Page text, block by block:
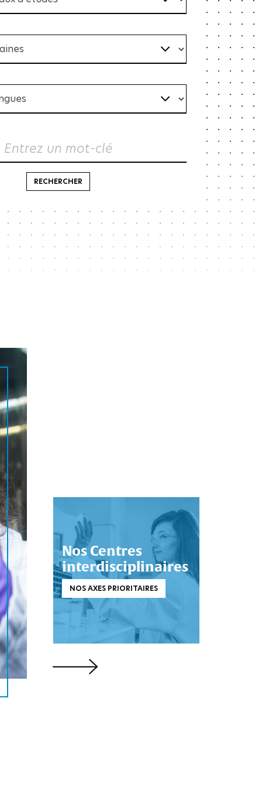
LIRE LA SUITE
Entrez un mot-clé
RECHERCHER
Nos Centres
interdisciplinaires
NOS AXES PRIORITAIRES